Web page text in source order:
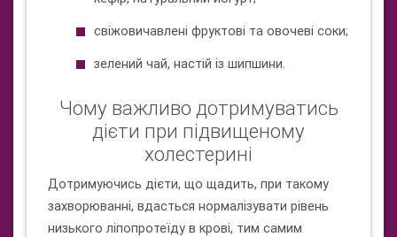
свіжовичавлені фруктові та овочеві соки;
зелений чай, настій із шипшини.
Чому важливо дотримуватись
дієти при підвищеному
холестерині
Дотримуючись дієти, що щадить, при такому
захворюванні, вдасться нормалізувати рівень
низького ліпопротеїду в крові, тим самим